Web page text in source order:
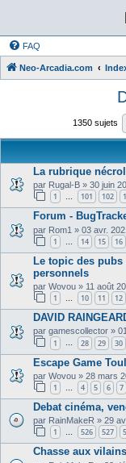
FAQ
Neo-Arcadia.com
1350 sujets
La rubrique
par Rugal-B » 30 juin
1 … 101 102
Forum -
par Rom1 » 03 avr.
1 14 15 16
Le topic des
personnels
par Wovou » 11 août
1 … 10 11 12
DAVID
par gamescollector »
1 … 28 29 30
Escape Game
par Wovou » 28 mars
1 4 5 6 7
Debat cinéma,
par RainMakeR » 29
1 … 526 527
Chasse aux